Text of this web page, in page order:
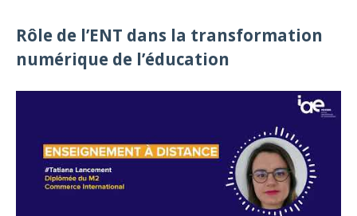
Rôle de l’ENT dans la transformation
numérique de l’éducation